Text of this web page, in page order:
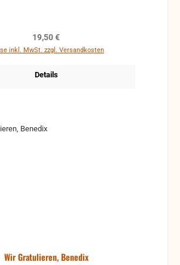
Regulärer Preis:
19,50 €
inkl. MwSt. zzgl. Versandkosten
Details
Wir Gratulieren, Benedix